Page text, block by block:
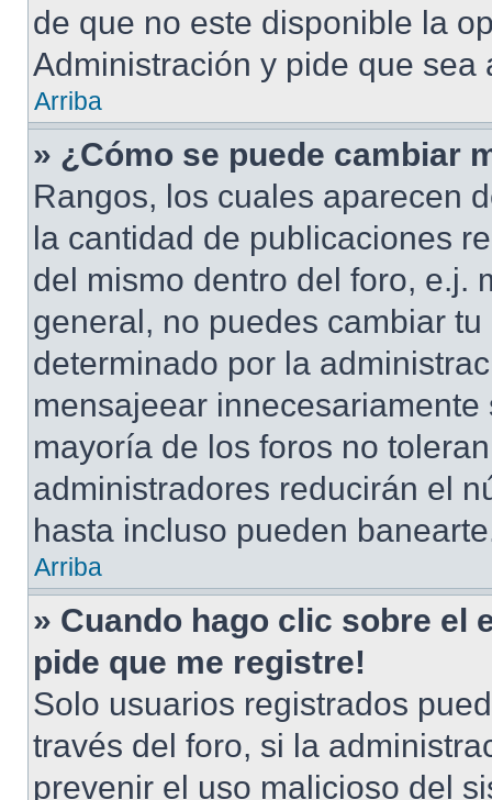
de que no este disponible la
Administración y pide que sea
Arriba
» ¿Cómo se puede cambiar
Rangos, los cuales aparecen
la cantidad de publicaciones
del mismo dentro del foro, e.j.
general, no puedes cambiar
determinado por la
mensajeear
mayoría de los foros no
administradores reducirán el
hasta incluso pueden
Arriba
» Cuando hago clic sobre el
pide que me registre!
Solo usuarios registrados
través del foro, si la
prevenir el uso malicioso del